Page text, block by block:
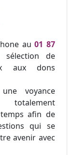
au01 87
sélection de
aux dons
voyance
afin de
qui se
avenir avec